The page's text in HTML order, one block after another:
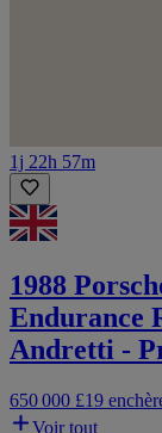
1j 22h 57m
1988
Endurance
Andretti -
650 000 £19
Voir tout